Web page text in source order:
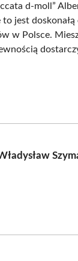
d-moll”
jest
w Polsce.